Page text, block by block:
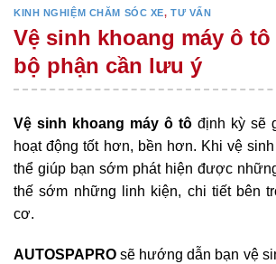
KINH NGHIỆM CHĂM SÓC XE,TƯ VẤN
Vệ sinh khoang máy ô
bộ phận cần lưu ý
Vệ sinh khoang máy ô tô định kỳ sẽ
hoạt động tốt hơn, bền hơn. Khi vệ
thể giúp bạn sớm phát hiện được
thế sớm những linh kiện, chi tiết bên
cơ.
AUTOSPAPRO sẽ hướng dẫn bạn vệ